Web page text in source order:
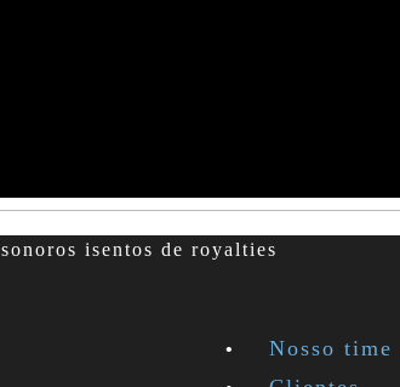
isentos de royalties
Nosso time